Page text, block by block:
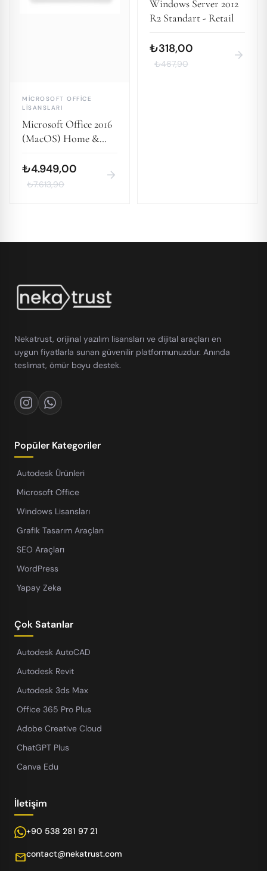
MICROSOFT OFFICE
LISANSLARI
Microsoft Office 2016
(MacOS) Home &
₺4.949,00
₺7.613,90
arrow_forward
Windows Server 2012
R2 Standart - Retail
₺318,00
₺467,90
arrow_forward
Nekatrust, orijinal yazılım lisansları ve dijital araçları en
uygun fiyatlarla sunan güvenilir platformunuzdur. Anında
teslimat, ömür boyu destek.
Popüler Kategoriler
Autodesk Ürünleri
Microsoft Office
Windows Lisansları
Grafik Tasarım Araçları
SEO Araçları
WordPress
Yapay Zeka
Çok Satanlar
Autodesk AutoCAD
Autodesk Revit
Autodesk 3ds Max
Office 365 Pro Plus
Adobe Creative Cloud
ChatGPT Plus
Canva Edu
İletişim
+90 538 281 97 21
mailcontact@nekatrust.com